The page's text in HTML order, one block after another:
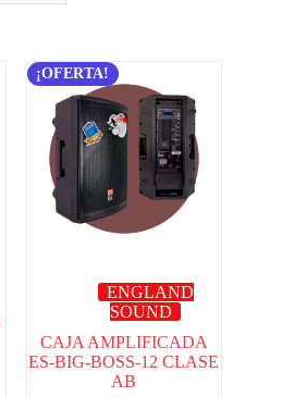
¡OFERTA!
ENGLAND
SOUND
CAJA AMPLIFICADA
ES-BIG-BOSS-12 CLASE
AB